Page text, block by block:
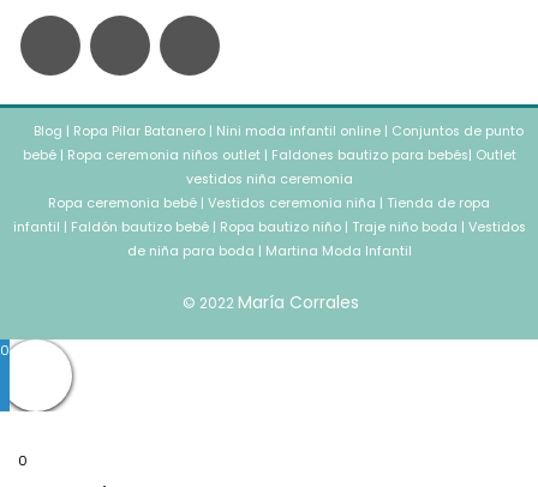
F
a
c
e
o
o
I
n
s
t
a
g
W
h
a
t
s
a
Blog | Ropa Pilar Batanero| Nini moda infantil online | Conjuntos de punto
bebé| Ropa ceremonia niños outlet| Faldones bautizo para bebés| Outlet
vestidos niña ceremonia
Ropa ceremonia bebé | Vestidos ceremonia niña | Tienda de ropa
infantil | Faldón bautizo bebé| Ropa bautizo niño| Traje niño boda | Vestidos
de niña para boda | Martina Moda Infantil
© 2022María Corrales
0
0